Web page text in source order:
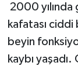
2000 yılında
kafatası
beyin
kaybı